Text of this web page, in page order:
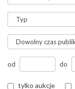
od do
tylko aukcje